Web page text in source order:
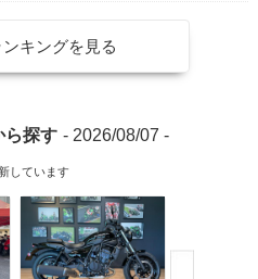
キングを見る
ら探す - 2026/08/07 -
しています